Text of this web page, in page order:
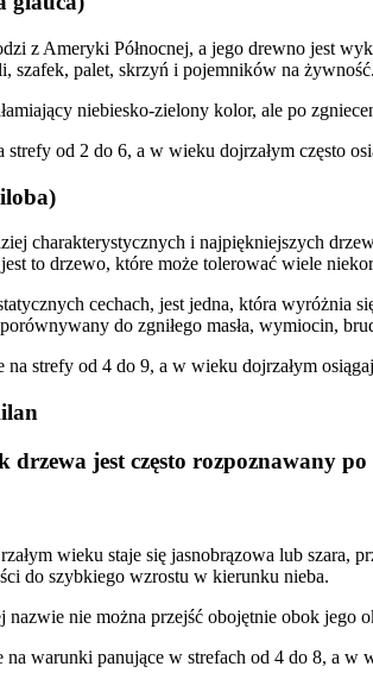
z Ameryki Północnej, a jego drewno jest
szafek, palet, skrzyń i pojemników na
niebiesko-zielony kolor, ale po
strefy od 2 do 6, a w wieku dojrzałym często
charakterystycznych i najpiękniejszych
jest to drzewo, które może tolerować wiele
cechach, jest jedna, która wyróżnia
do zgniłego masła, wymiocin,
strefy od 4 do 9, a w wieku dojrzałym
drzewa jest często rozpoznawany
wieku staje się jasnobrązowa lub
do szybkiego wzrostu w kierunku nieba.
nie można przejść obojętnie obok jego
warunki panujące w strefach od 4 do 8, a w